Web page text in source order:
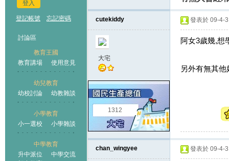
登入
登記帳號 忘記密碼
討論區
教育王國
教育講場
使用意見
幼兒教育
幼校討論
幼教雜談
小學教育
小一選校
小學雜談
中學教育
升中派位
中學交流
王國
cutekiddy
大宅
1312
發表於 09-4-
阿女3歲幾,想
另外有無其
chan_wingyee 發表於 09-4-